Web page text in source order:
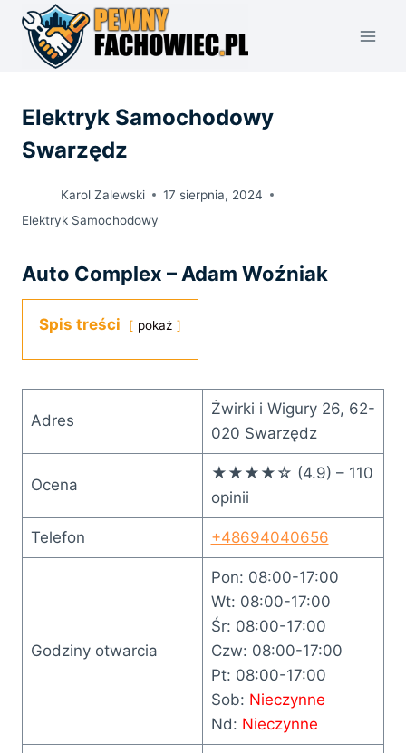
Przejdź
treści
Elektryk Samochodowy
Swarzędz
Karol Zalewski
17 sierpnia, 2024
Elektryk Samochodowy
Auto Complex – Adam Woźniak
Spis treści pokaż
Adres
Żwirki i Wigury 26, 62-
020 Swarzędz
Ocena
★★★★☆ (4.9) – 110
opinii
Telefon +48694040656
Godziny otwarcia
Pon: 08:00-17:00
Wt: 08:00-17:00
Śr: 08:00-17:00
Czw: 08:00-17:00
Pt: 08:00-17:00
Sob: Nieczynne
Nd: Nieczynne